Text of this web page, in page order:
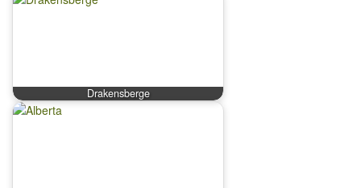
Drakensberge